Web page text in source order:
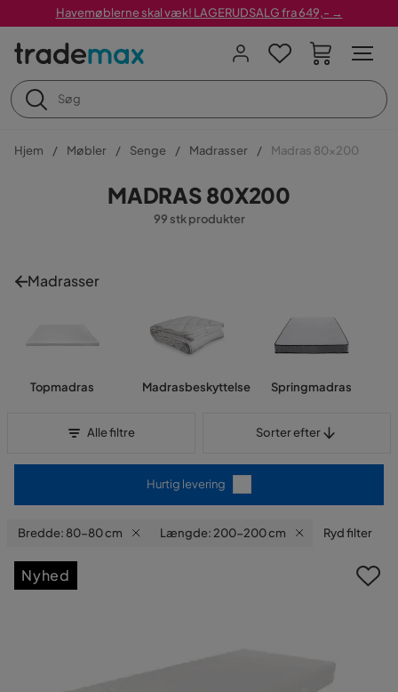
Havemøblerne skal væk! LAGERUDSALG fra 649,- →
Hjem Møbler Senge Madrasser Madras 80x200
MADRAS 80X200
99 stk produkter
Madrasser
Topmadras Madrasbeskyttelse Springmadras
Alle filtre Sorter efter
Hurtig levering
Bredde: 80-80 cm Længde: 200-200 cm Ryd filter
Nyhed